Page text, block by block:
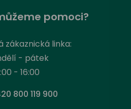
pomoci?
zákaznická linka:
- pátek
- 16:00
800 119 900